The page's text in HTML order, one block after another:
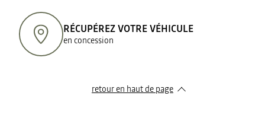
RÉCUPÉREZ VOTRE VÉHICULE
en concession
retour en haut de page​